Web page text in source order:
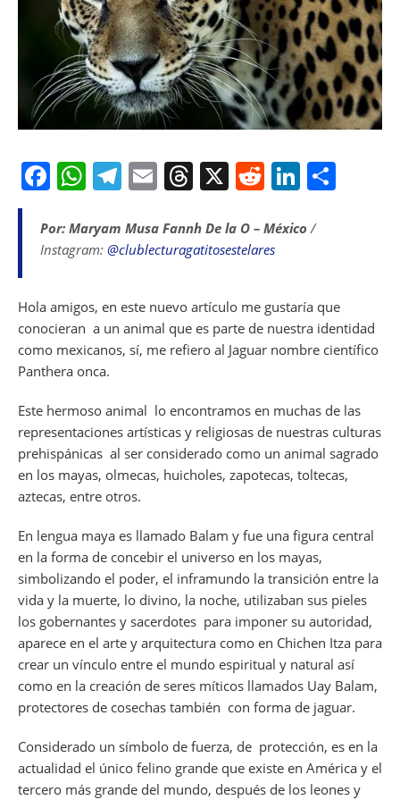
F
c
e
o
o
k
W
at
s
p
p
T
e
gr
m
E
ai
l
T
re
a
s
X R
d
di
Li
k
n
Por: Maryam Musa Fannh De la O – México /
Instagram: @clublecturagatitosestelares
Hola amigos, en este nuevo artículo me gustaría que
conocieran a un animal que es parte de nuestra identidad
como mexicanos, sí, me refiero al Jaguar nombre científico
Panthera onca.
Este hermoso animal lo encontramos en muchas de las
representaciones artísticas y religiosas de nuestras culturas
prehispánicas al ser considerado como un animal sagrado
en los mayas, olmecas, huicholes, zapotecas, toltecas,
aztecas, entre otros.
En lengua maya es llamado Balam y fue una figura central
en la forma de concebir el universo en los mayas,
simbolizando el poder, el inframundo la transición entre la
vida y la muerte, lo divino, la noche, utilizaban sus pieles
los gobernantes y sacerdotes para imponer su autoridad,
aparece en el arte y arquitectura como en Chichen Itza para
crear un vínculo entre el mundo espiritual y natural así
como en la creación de seres míticos llamados Uay Balam,
protectores de cosechas también con forma de jaguar.
Considerado un símbolo de fuerza, de protección, es en la
actualidad el único felino grande que existe en América y el
tercero más grande del mundo, después de los leones y